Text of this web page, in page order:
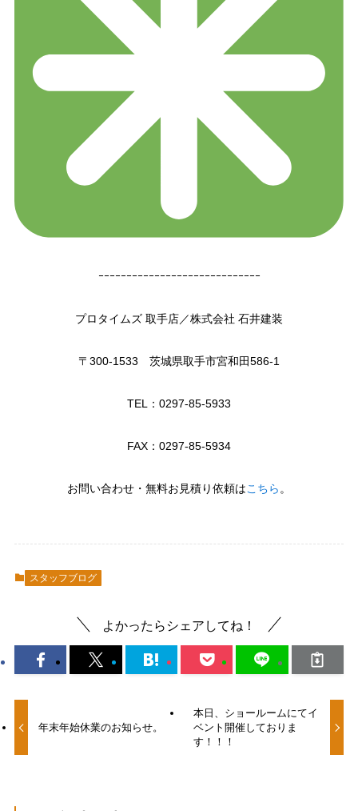
ｰｰｰｰｰｰｰｰｰｰｰｰｰｰｰｰｰｰｰｰｰｰｰｰｰｰｰｰｰ
プロタイムズ 取手店／株式会社 石井建装
〒300-1533 茨城県取手市宮和田586-1
TEL：0297-85-5933
FAX：0297-85-5934
お問い合わせ・無料お見積り依頼はこちら 。
スタッフブログ
よかったらシェアしてね！
年末年始休業のお知らせ。
本日、ショールームにてイ
ベント開催しておりま
す！！！